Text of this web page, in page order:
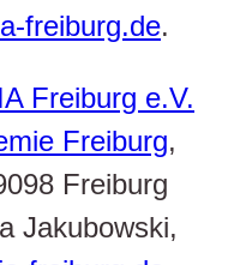
freiburg.de.
Freiburg e.V.
Freiburg,
Freiburg
Jakubowski,